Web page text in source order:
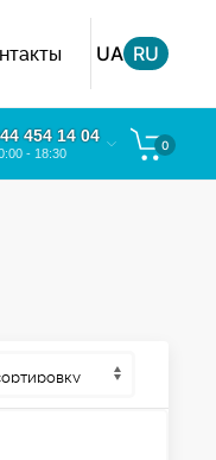
UA RU
454 14 04
- 18:30
0